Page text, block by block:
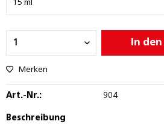
In den
Merken
Art.-Nr.: 904
Beschreibung